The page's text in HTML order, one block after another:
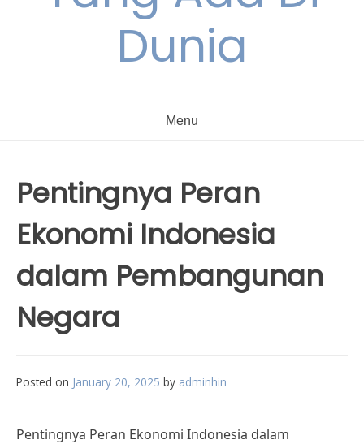
Dunia
Menu
Pentingnya Peran
Ekonomi Indonesia
dalam Pembangunan
Negara
Posted on January 20, 2025 by adminhin
Pentingnya Peran Ekonomi Indonesia dalam